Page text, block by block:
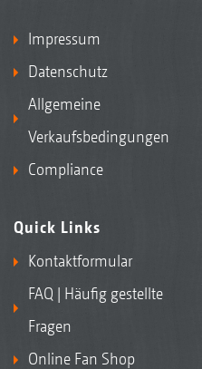
Impressum
Datenschutz
Allgemeine
Verkaufsbedingungen
Compliance
Quick Links
Kontaktformular
FAQ | Häufig gestellte
Fragen
Online Fan Shop